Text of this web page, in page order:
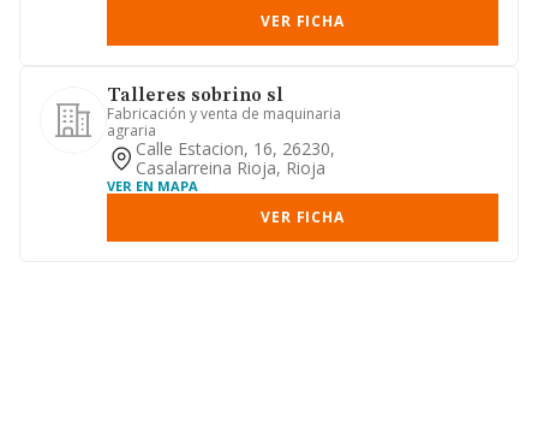
VER FICHA
Talleres sobrino sl
Fabricación y venta de maquinaria
agraria
Calle Estacion, 16, 26230,
Casalarreina Rioja, Rioja
VER EN MAPA
VER FICHA